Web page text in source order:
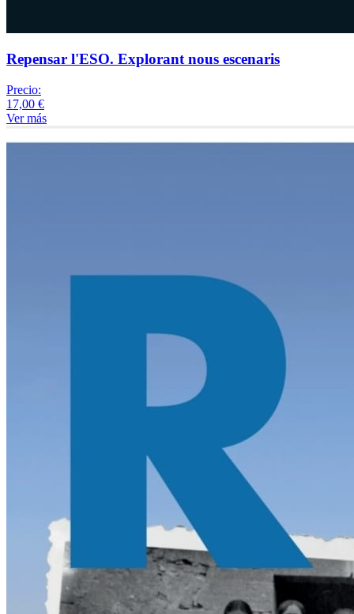
Repensar l'ESO. Explorant nous escenaris
Precio:
17,00 €
Ver más